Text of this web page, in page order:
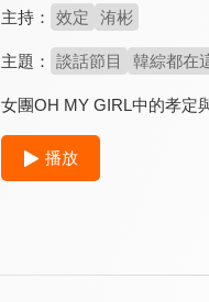
主持： 效定 洧彬
主題： 談話節目 韓綜都在
女團OH MY GIRL中的孝定
播放